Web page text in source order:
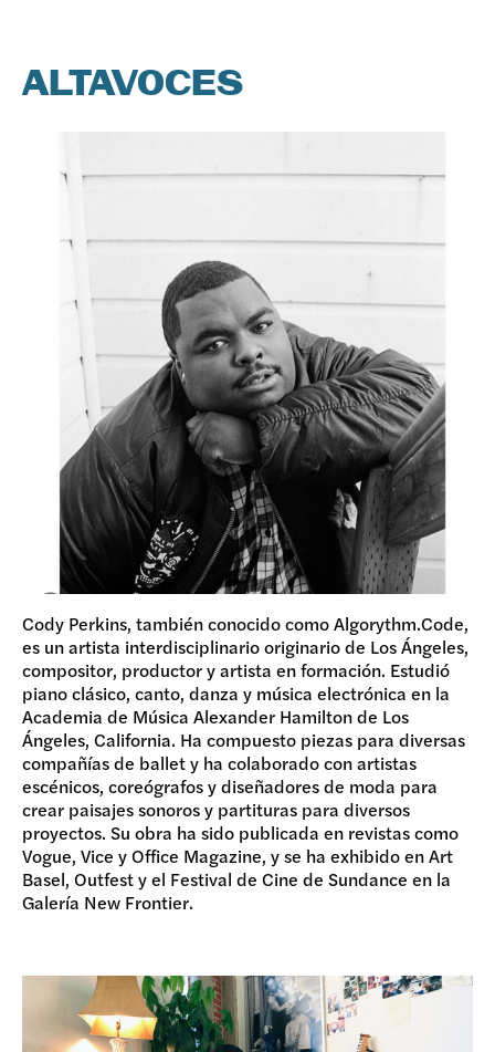
ALTAVOCES
Cody Perkins, también conocido como Algorythm.Code,
es un artista interdisciplinario originario de Los Ángeles,
compositor, productor y artista en formación. Estudió
piano clásico, canto, danza y música electrónica en la
Academia de Música Alexander Hamilton de Los
Ángeles, California. Ha compuesto piezas para diversas
compañías de ballet y ha colaborado con artistas
escénicos, coreógrafos y diseñadores de moda para
crear paisajes sonoros y partituras para diversos
proyectos. Su obra ha sido publicada en revistas como
Vogue, Vice y Office Magazine, y se ha exhibido en Art
Basel, Outfest y el Festival de Cine de Sundance en la
Galería New Frontier.